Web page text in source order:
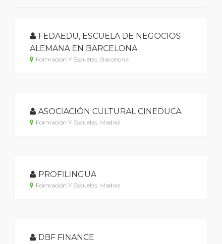
FEDAEDU, ESCUELA DE NEGOCIOS
ALEMANA EN BARCELONA
Formación Y Escuelas, Barcelona
ASOCIACIÓN CULTURAL CINEDUCA
Formación Y Escuelas, Madrid
PROFILINGUA
Formación Y Escuelas, Madrid
DBF FINANCE